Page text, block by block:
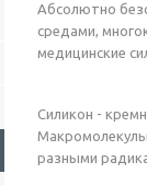
Абсолютно
средами,
медицинские
Силикон -
разными